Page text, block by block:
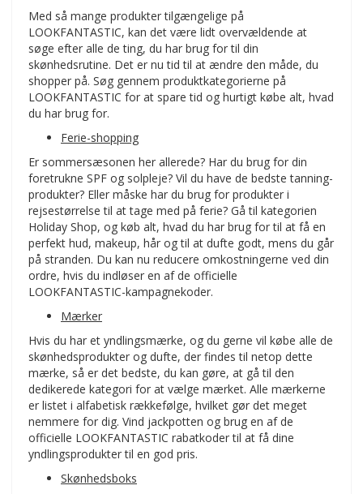
Med så mange produkter tilgængelige på
LOOKFANTASTIC, kan det være lidt overvældende at
søge efter alle de ting, du har brug for til din
skønhedsrutine. Det er nu tid til at ændre den måde, du
shopper på. Søg gennem produktkategorierne på
LOOKFANTASTIC for at spare tid og hurtigt købe alt, hvad
du har brug for.
Ferie-shopping
Er sommersæsonen her allerede? Har du brug for din
foretrukne SPF og solpleje? Vil du have de bedste tanning-
produkter? Eller måske har du brug for produkter i
rejsestørrelse til at tage med på ferie? Gå til kategorien
Holiday Shop, og køb alt, hvad du har brug for til at få en
perfekt hud, makeup, hår og til at dufte godt, mens du går
på stranden. Du kan nu reducere omkostningerne ved din
ordre, hvis du indløser en af de officielle
LOOKFANTASTIC-kampagnekoder.
Mærker
Hvis du har et yndlingsmærke, og du gerne vil købe alle de
skønhedsprodukter og dufte, der findes til netop dette
mærke, så er det bedste, du kan gøre, at gå til den
dedikerede kategori for at vælge mærket. Alle mærkerne
er listet i alfabetisk rækkefølge, hvilket gør det meget
nemmere for dig. Vind jackpotten og brug en af de
officielle LOOKFANTASTIC rabatkoder til at få dine
yndlingsprodukter til en god pris.
Skønhedsboks